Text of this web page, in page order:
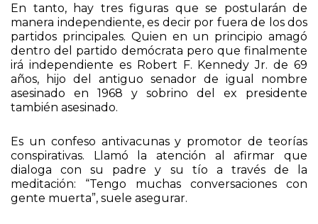
En tanto, hay tres figuras que se postularán de
manera independiente, es decir por fuera de los dos
partidos principales. Quien en un principio amagó
dentro del partido demócrata pero que finalmente
irá independiente es Robert F. Kennedy Jr. de 69
años, hijo del antiguo senador de igual nombre
asesinado en 1968 y sobrino del ex presidente
también asesinado.
Es un confeso antivacunas y promotor de teorías
conspirativas. Llamó la atención al afirmar que
dialoga con su padre y su tío a través de la
meditación: “Tengo muchas conversaciones con
gente muerta”, suele asegurar.